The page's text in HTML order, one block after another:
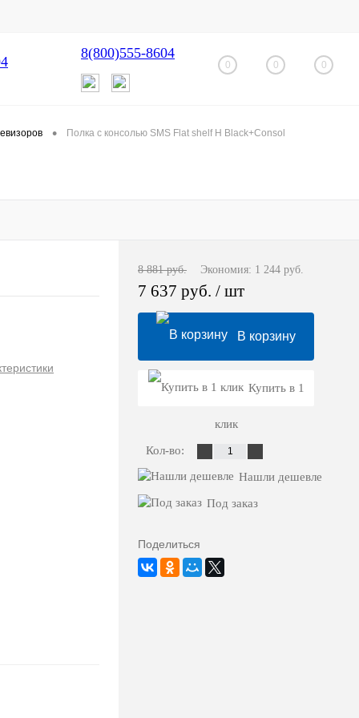
8(800)555-8604
0 0 0
• Полка с консолью SMS Flat shelf H Black+Consol
8 881 руб. Экономия: 1 244 руб.
7 637 руб. / шт
В корзину
Купить в 1
клик
Кол-во:
Нашли дешевле
Под заказ
Поделиться